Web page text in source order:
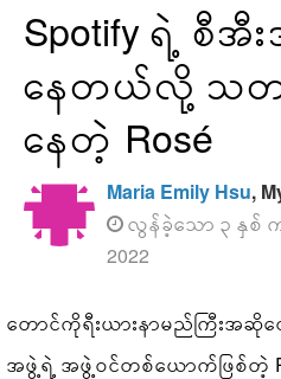
Spotify ရဲ့ စီအီ
နေတယ်လို့ သ
နေတဲ့ Rosé
Maria Emily Hsu,
လွန်ခဲ့သော ၃ နှစ် က
2022
တောင်ကိုရီးယားနာမည်ကြီးအဆိုတ
အဖွဲ့ရဲ့ အဖွဲ့ဝင်တစ်ယောက်ဖြစ်တဲ့